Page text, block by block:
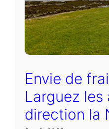
Envie de
Larguez les
direction la